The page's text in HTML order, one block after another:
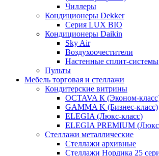
Чиллеры
Кондиционеры Dekker
Серия LUX BIO
Кондиционеры Daikin
Sky Air
Воздухоочестители
Настенные сплит-системы
Пульты
Мебель торговая и стеллажи
Кондитерские витрины
OCTAVA К (Эконом-
GAMMA K (Бизнес-класс)
ELEGIA (Люкс-класс)
ELEGIA PREMIUM
Стеллажи металлические
Стеллажи архивные
Стеллажи Нордика 25